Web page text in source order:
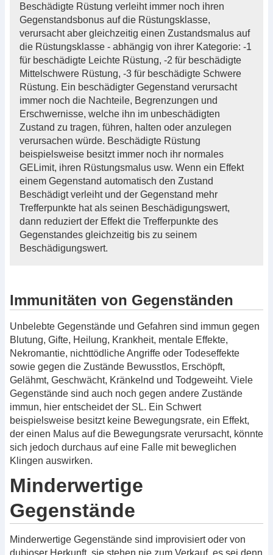
Beschädigte Rüstung verleiht immer noch ihren
Gegenstandsbonus auf die Rüstungsklasse,
verursacht aber gleichzeitig einen Zustandsmalus auf
die Rüstungsklasse - abhängig von ihrer Kategorie: -1
für beschädigte Leichte Rüstung, -2 für beschädigte
Mittelschwere Rüstung, -3 für beschädigte Schwere
Rüstung. Ein beschädigter Gegenstand verursacht
immer noch die Nachteile, Begrenzungen und
Erschwernisse, welche ihn im unbeschädigten
Zustand zu tragen, führen, halten oder anzulegen
verursachen würde. Beschädigte Rüstung
beispielsweise besitzt immer noch ihr normales
GELimit, ihren Rüstungsmalus usw. Wenn ein Effekt
einem Gegenstand automatisch den Zustand
Beschädigt verleiht und der Gegenstand mehr
Trefferpunkte hat als seinen Beschädigungswert,
dann reduziert der Effekt die Trefferpunkte des
Gegenstandes gleichzeitig bis zu seinem
Beschädigungswert.
Immunitäten von Gegenständen
Unbelebte Gegenstände und Gefahren sind immun gegen
Blutung, Gifte, Heilung, Krankheit, mentale Effekte,
Nekromantie, nichttödliche Angriffe oder Todeseffekte
sowie gegen die Zustände Bewusstlos, Erschöpft,
Gelähmt, Geschwächt, Kränkelnd und Todgeweiht. Viele
Gegenstände sind auch noch gegen andere Zustände
immun, hier entscheidet der SL. Ein Schwert
beispielsweise besitzt keine Bewegungsrate, ein Effekt,
der einen Malus auf die Bewegungsrate verursacht, könnte
sich jedoch durchaus auf eine Falle mit beweglichen
Klingen auswirken.
Minderwertige
Gegenstände
Minderwertige Gegenstände sind improvisiert oder von
dubioser Herkunft, sie stehen nie zum Verkauf, es sei denn